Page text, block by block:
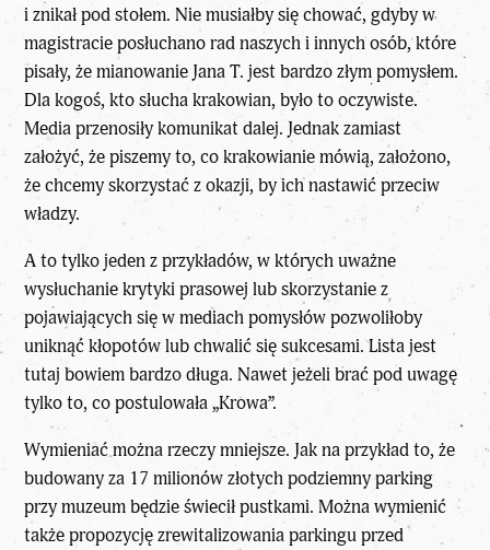
i znikał pod stołem. Nie musiałby się chować, gdyby w
magistracie posłuchano rad naszych i innych osób, które
pisały, że mianowanie Jana T. jest bardzo złym pomysłem.
Dla kogoś, kto słucha krakowian, było to oczywiste.
Media przenosiły komunikat dalej. Jednak zamiast
założyć, że piszemy to, co krakowianie mówią, założono,
że chcemy skorzystać z okazji, by ich nastawić przeciw
władzy.
A to tylko jeden z przykładów, w których uważne
wysłuchanie krytyki prasowej lub skorzystanie z
pojawiających się w mediach pomysłów pozwoliłoby
uniknąć kłopotów lub chwalić się sukcesami. Lista jest
tutaj bowiem bardzo długa. Nawet jeżeli brać pod uwagę
tylko to, co postulowała „Krowa”.
Wymieniać można rzeczy mniejsze. Jak na przykład to, że
budowany za 17 milionów złotych podziemny parking
przy muzeum będzie świecił pustkami. Można wymienić
także propozycję zrewitalizowania parkingu przed